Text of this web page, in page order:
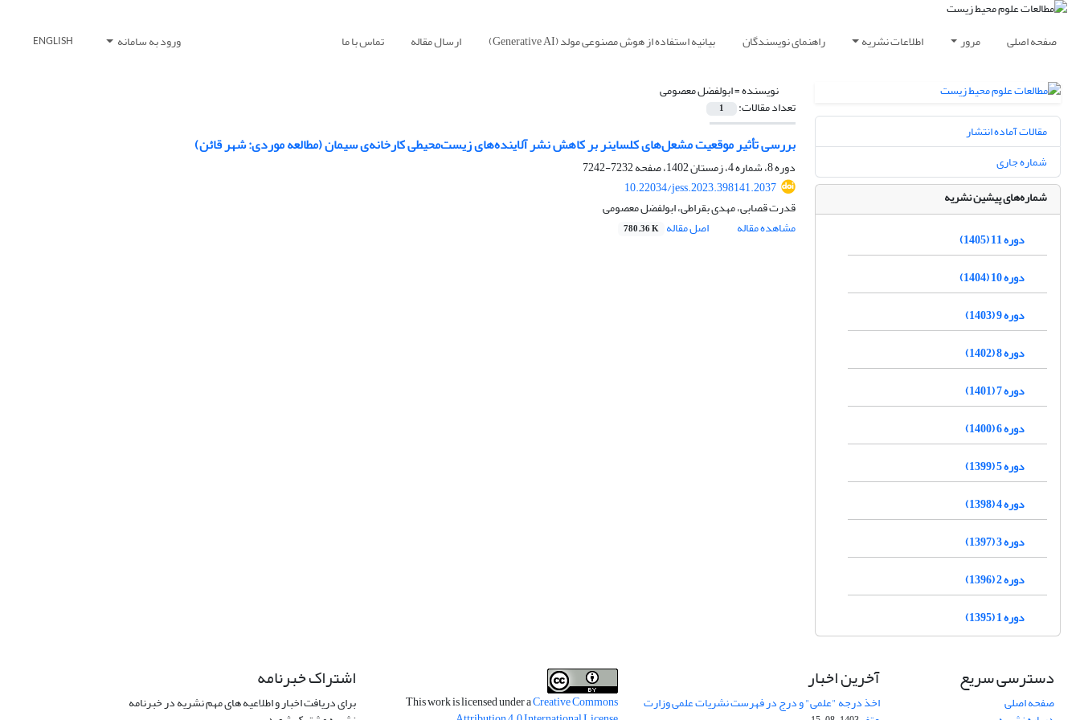
صفحه اصلی مرور اطلاعات نشریه راهنمای نویسندگان بیانیه استفاده از هوش مصنوعی مولد (Generative AI) ارسال مقاله تماس با ما ورود به سامانه ENGLISH
نویسنده =ابولفضل معصومی
تعداد مقالات: 1
بررسی تأثیر موقعیت مشعل‌های کلساینر بر کاهش نشر آلاینده‌های زیست‌محیطی کارخانه‌ی سیمان (مطالعه موردی: شهر قائن)
دوره 8، شماره 4، زمستان 1402، صفحه
7232-7242
10.22034/jess.2023.398141.2037
قدرت قصابی، مهدی بقراطی، ابولفضل معصومی
مشاهده مقاله
اصل مقاله 780.36 K
مقالات آماده انتشار
شماره جاری
شماره‌های پیشین نشریه
دوره 11 (1405)
دوره 10 (1404)
دوره 9 (1403)
دوره 8 (1402)
دوره 7 (1401)
دوره 6 (1400)
دوره 5 (1399)
دوره 4 (1398)
دوره 3 (1397)
دوره 2 (1396)
دوره 1 (1395)
دسترسی سریع
صفحه اصلی
آخرین اخبار
اخذ درجه "علمی" و درج در فهرست نشریات علمی وزارت This work is licensed under aCreative Commons
اشتراک خبرنامه
برای دریافت اخبار و اطلاعیه های مهم نشریه در خبرنامه